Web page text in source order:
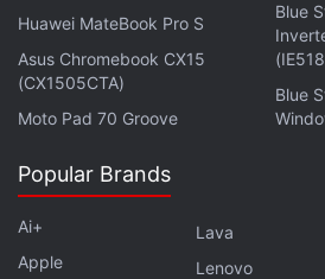
CMF by Nothing Phone 2 Pro
128GB स्टोरेज वेरिएंट फ्लिपकार्ट पर
Infinix GT 30 5G+ की कीमत कितनी है?
Infinix GT 30 5G+ का 8GB RAM
वेरिएंट फ्लिपकार्ट पर 19,499 रुपये में
Huawei MateBook Pro S
Asus Chromebook CX15
(CX1505CTA)
Moto Pad 70 Groove
Blue
Blue
Popular Brands
Ai+
Apple
Lava
Lenovo